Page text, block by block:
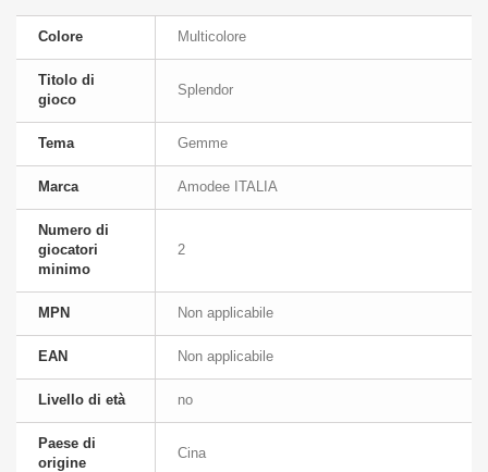
Colore Multicolore
Titolo di
gioco
Splendor
Tema Gemme
Marca Amodee ITALIA
Numero di
giocatori
minimo
2
MPN Non applicabile
EAN Non applicabile
Livello di età no
Paese di
origine
Cina